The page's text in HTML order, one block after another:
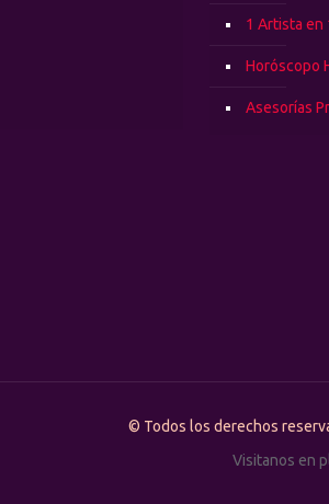
1 Artista en
Horóscopo
Asesorías
© Todos los derechos
Visitanos en